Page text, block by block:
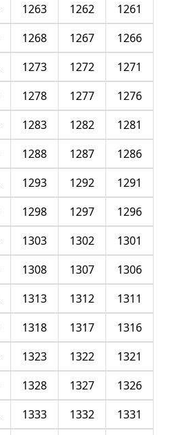
1261
1262
1263
1266
1267
1268
1271
1272
1273
1276
1277
1278
1281
1282
1283
1286
1287
1288
1291
1292
1293
1296
1297
1298
1301
1302
1303
1306
1307
1308
1311
1312
1313
1316
1317
1318
1321
1322
1323
1326
1327
1328
1331
1332
1333